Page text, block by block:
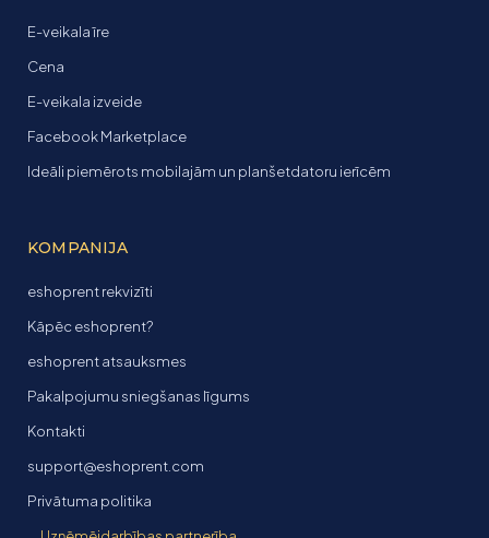
E-veikala īre
Cena
E-veikala izveide
Facebook Marketplace
Ideāli piemērots mobilajām un planšetdatoru ierīcēm
KOMPANIJA
eshoprent rekvizīti
Kāpēc eshoprent?
eshoprent atsauksmes
Pakalpojumu sniegšanas līgums
Kontakti
support@eshoprent.com
Privātuma politika